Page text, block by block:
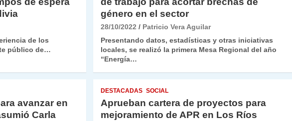
de los
público de…
género en el sector
28/10/2022
Patricio Vera Aguilar
Presentando datos, estadísticas y otras iniciativas
locales, se realizó la primera Mesa Regional del año
“Energía…
avanzar en
Carla
DESTACADAS SOCIAL
Aprueban cartera de proyectos para
mejoramiento de APR en Los Ríos